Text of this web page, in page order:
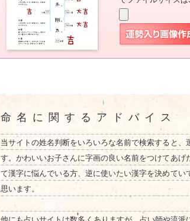
命名に関するアドバイス
当サイトの姓名判断をいろいろな名前で検索すると、
す。かわいいお子さんに字画の良い名前をつけてあ
て漢字に悩んでいる方、逆に使いたい漢字を決めてい
思います。